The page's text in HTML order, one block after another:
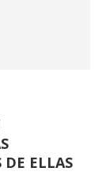
DE ELLAS